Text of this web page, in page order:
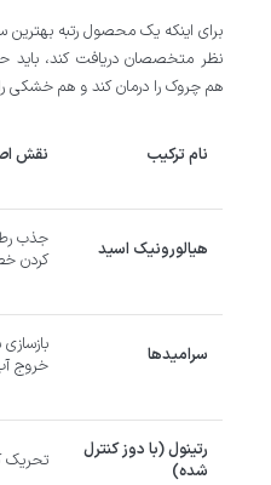
برای اینکه یک محصول رتبه
نظر متخصصان دریافت کند، باید
هم چروک را درمان کند و هم خشکی را
نام ترکیب نقش
هیالورونیک اسید
کردن
سرامیدها
خروج
رتینول (با دوز کنترل
شده)
تحریک